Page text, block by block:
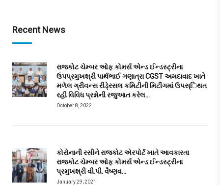
Recent News
રાજકોટ ચેમ્બર ઓફ કોમર્સ એન્ડ ઈન્ડસ્ટ્રીના
ઉપપ્રમુખશ્રી પાર્થભાઈ ગણાત્રા CGST અમદાવાદ ખાતે
મળેલ ગ્રીવન્સ રીડે્રસલ કમિટીની મિટીંગમાં ઉપસ્િથત
રહી વિવિધ પ્રશ્નોની રજુઆત કરેલ…
October 8, 2022
કોરોનાની રસીને રાજકોટ એરપોર્ટ ખાતે આવકારતા
રાજકોટ ચેમ્બર ઓફ કોમર્સ એન્ડ ઈન્ડસ્ટ્રીના
પ્રમુખશ્રી વી.પી. વૈષ્ણવ…
January 29, 2021